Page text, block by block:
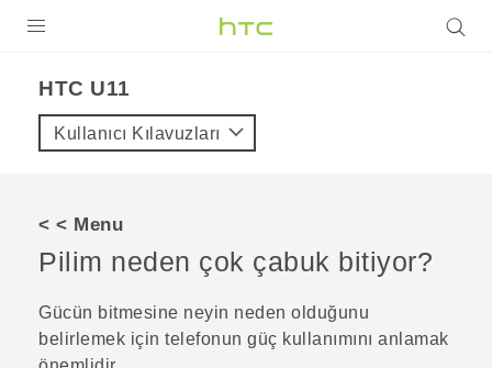
VIVE
VIVERSE
DESTEK
HTC U11‎
Kullanıcı Kılavuzları
< < Menu
Pilim neden çok çabuk bitiyor?
Gücün bitmesine neyin neden olduğunu
belirlemek için telefonun güç kullanımını anlamak